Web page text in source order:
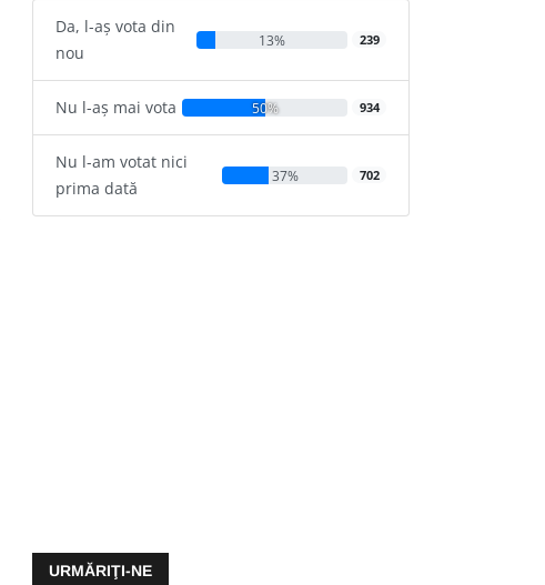
Da, l-aș vota din
nou
13% 239
Nu l-aș mai vota 50% 934
Nu l-am votat nici
prima dată
37% 702
URMĂRIŢI-NE